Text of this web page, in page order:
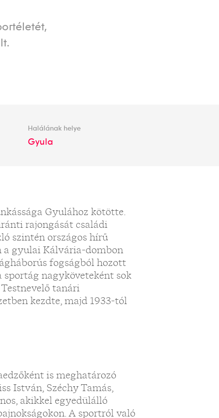
Halálának helye
Gyula
Gyulához kötötte.
rajongását családi
szintén országos hírű
a gyulai Kálvária-dombon
fogságból hozott
sportág nagyköveteként sok
tanári
kezdte, majd 1933-tól
is meghatározó
István, Széchy Tamás,
akikkel egyedülálló
A sportról való